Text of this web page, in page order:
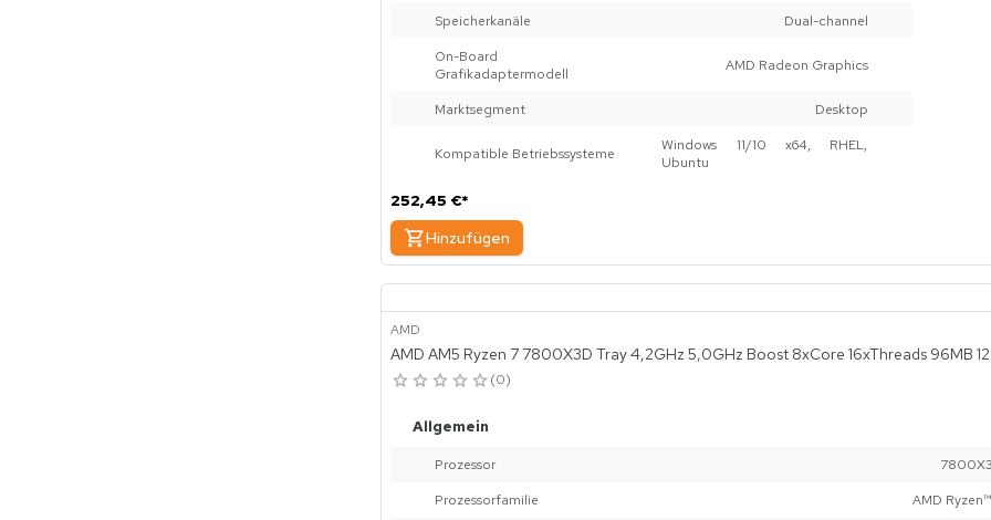
Speicherkanäle
Dual-channel
On-Board
Grafikadaptermodell
AMD Radeon Graphics
Marktsegment Desktop
Kompatible Betriebssysteme
Windows 11/10 x64, RHEL,
Ubuntu
252,45 €*
Hinzufügen
AMD
AMD AM5 Ryzen 7 7800X3D Tray 4,2GHz 5,0GHz Boost 8xCore 16xThreads 96MB
0
Allgemein
Prozessor
Prozessorfamilie
AMD